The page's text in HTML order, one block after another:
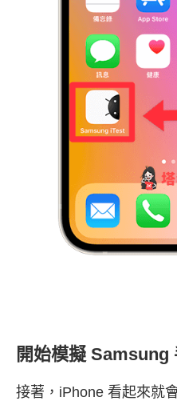
開始模擬 Samsung
接著，iPhone 看起來就